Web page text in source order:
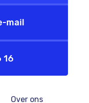
mail
16
Over ons